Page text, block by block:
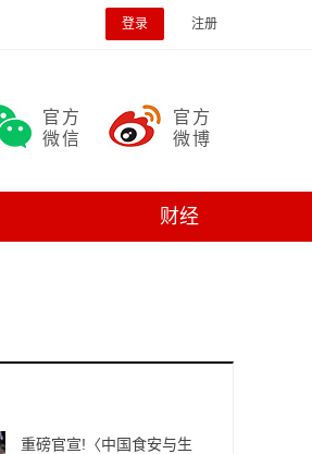
登录 注册
官方
微信
官方
微博
财经
重磅官宣!〈中国食安与生